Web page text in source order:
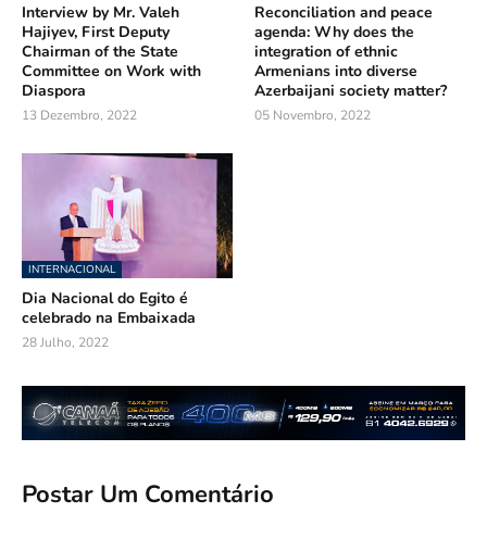
Interview by Mr. Valeh
Hajiyev, First Deputy
Chairman of the State
Committee on Work with
Diaspora
13 Dezembro, 2022
Reconciliation and peace
agenda: Why does the
integration of ethnic
Armenians into diverse
Azerbaijani society matter?
05 Novembro, 2022
INTERNACIONAL
Dia Nacional do Egito é
celebrado na Embaixada
28 Julho, 2022
Postar Um Comentário